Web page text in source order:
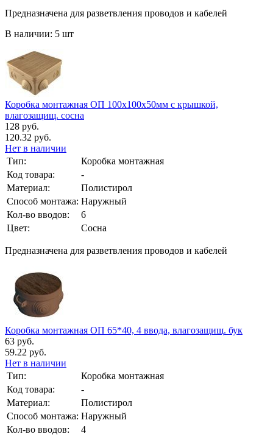
Предназначена для разветвления проводов и кабелей
В наличии: 5 шт
Коробка монтажная ОП 100х100х50мм с крышкой,
влагозащищ. сосна
128 руб.
120.32 руб.
Нет в наличии
Тип:
Коробка монтажная
Код товара:
-
Материал:
Полистирол
Способ монтажа: Наружный
Кол-во вводов:
6
Цвет:
Сосна
Предназначена для разветвления проводов и кабелей
Коробка монтажная ОП 65*40, 4 ввода, влагозащищ. бук
63 руб.
59.22 руб.
Нет в наличии
Тип:
Коробка монтажная
Код товара:
-
Материал:
Полистирол
Способ монтажа: Наружный
Кол-во вводов:
4